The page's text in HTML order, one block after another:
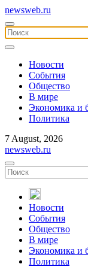
newsweb.ru
Новости
События
Общество
В мире
Экономика и
Политика
7 August, 2026
newsweb.ru
Новости
События
Общество
В мире
Экономика и
Политика